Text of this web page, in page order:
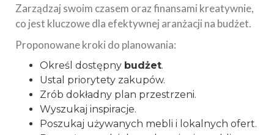
Zarządzaj swoim czasem oraz finansami kreatywnie,
co jest kluczowe dla efektywnej aranżacji na budżet.
Proponowane kroki do planowania:
Określ dostępny budżet.
Ustal priorytety zakupów.
Zrób dokładny plan przestrzeni.
Wyszukaj inspiracje.
Poszukaj używanych mebli i lokalnych ofert.